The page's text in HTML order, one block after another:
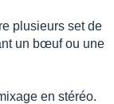
plusieurs set de
un bœuf ou une
en stéréo.